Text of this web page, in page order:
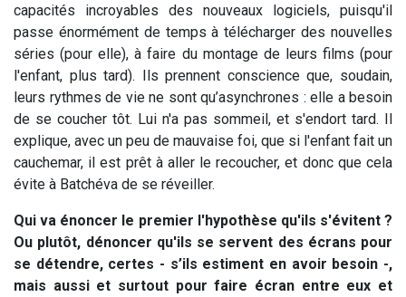
capacités incroyables des nouveaux logiciels, puisqu'il
passe énormément de temps à télécharger des nouvelles
séries (pour elle), à faire du montage de leurs films (pour
l'enfant, plus tard). Ils prennent conscience que, soudain,
leurs rythmes de vie ne sont qu’asynchrones : elle a besoin
de se coucher tôt. Lui n'a pas sommeil, et s'endort tard. Il
explique, avec un peu de mauvaise foi, que si l'enfant fait un
cauchemar, il est prêt à aller le recoucher, et donc que cela
évite à Batchéva de se réveiller.
Qui va énoncer le premier l'hypothèse qu'ils s'évitent ?
Ou plutôt, dénoncer qu'ils se servent des écrans pour
se détendre, certes - s’ils estiment en avoir besoin -,
mais aussi et surtout pour faire écran entre eux et